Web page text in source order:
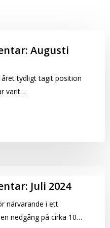
Augusti
tydligt tagit position
varit…
Juli 2024
närvarande i ett
nedgång på cirka 10…